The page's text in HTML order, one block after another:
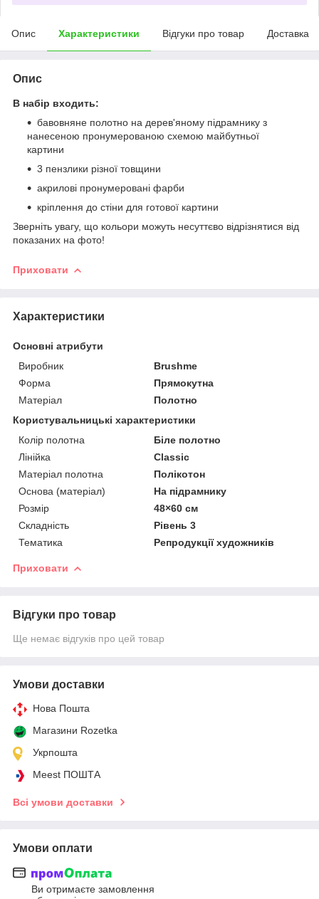
Опис Характеристики Відгуки про товар Доставка
Опис
В набір входить:
бавовняне полотно на дерев'яному підрамнику з
нанесеною пронумерованою схемою майбутньої
картини
3 пензлики різної товщини
акрилові пронумеровані фарби
кріплення до стіни для готової картини
Зверніть увагу, що кольори можуть несуттєво відрізнятися від
показаних на фото!
Приховати
Характеристики
Основні атрибути
Виробник
Brushme
Форма
Прямокутна
Матеріал
Полотно
Користувальницькі характеристики
Колір полотна
Біле полотно
Лінійка
Classic
Матеріал полотна
Полікотон
Основа (матеріал)
На підрамнику
Розмір
48×60 см
Складність
Рівень 3
Тематика
Репродукції художників
Приховати
Відгуки про товар
Ще немає відгуків про цей товар
Умови доставки
Нова Пошта
Магазини Rozetka
Укрпошта
Meest ПОШТА
Всі умови доставки
Умови оплати
Ви отримаєте замовлення